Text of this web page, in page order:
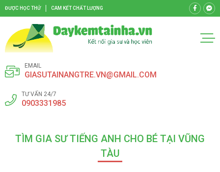
ĐƯỢC HỌC THỬ CAM KẾT CHẤT LƯỢNG
EMAIL
GIASUTAINANGTRE.VN@GMAIL.COM
TƯ VẤN 24/7
0903331985
TÌM GIA SƯ TIẾNG ANH CHO BÉ TẠI VŨNG
TÀU